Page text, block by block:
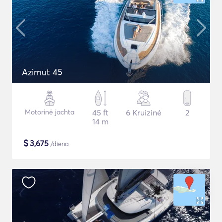
Azimut 45
Motorinė jachta
45 ft
14 m
6 Kruizinė 2
$3,675 /diena